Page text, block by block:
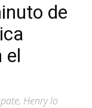
de
el
Henry lo